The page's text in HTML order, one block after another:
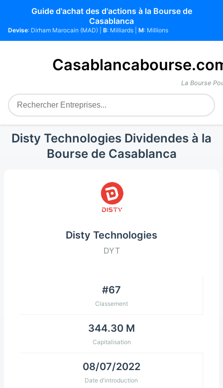
Guide d'achat des d'actions à la Bourse de
Casablanca
Devise: Dirham Marocain (MAD) | B: Milliards | M: Millions
La Bourse
Disty Technologies Dividendes à la
Bourse de Casablanca
Disty Technologies
DYT
#67
Classement
344.30 M
Capitalisation
08/07/2022
Date d'introduction